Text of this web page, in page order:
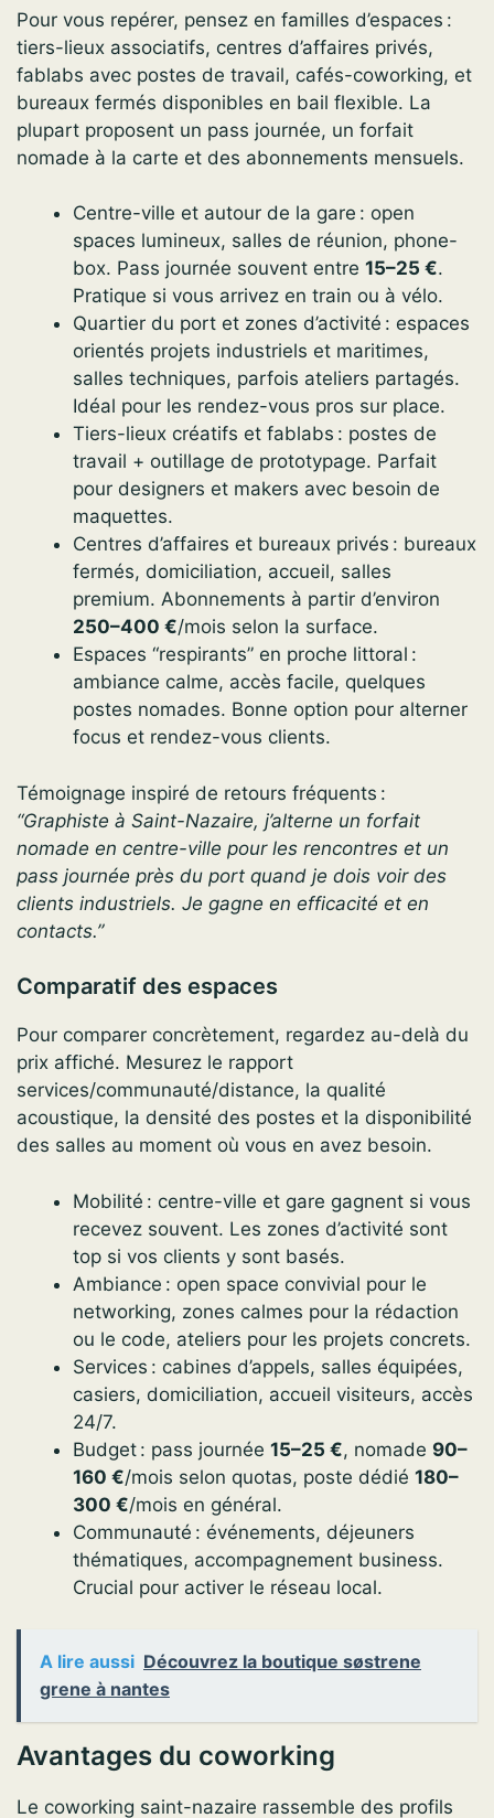
Pour vous repérer, pensez en familles d’espaces :
tiers-lieux associatifs, centres d’affaires privés,
fablabs avec postes de travail, cafés-coworking, et
bureaux fermés disponibles en bail flexible. La
plupart proposent un pass journée, un forfait
nomade à la carte et des abonnements mensuels.
Centre-ville et autour de la gare : open
spaces lumineux, salles de réunion, phone-
box. Pass journée souvent entre 15–25 €.
Pratique si vous arrivez en train ou à vélo.
Quartier du port et zones d’activité : espaces
orientés projets industriels et maritimes,
salles techniques, parfois ateliers partagés.
Idéal pour les rendez-vous pros sur place.
Tiers-lieux créatifs et fablabs : postes de
travail + outillage de prototypage. Parfait
pour designers et makers avec besoin de
maquettes.
Centres d’affaires et bureaux privés : bureaux
fermés, domiciliation, accueil, salles
premium. Abonnements à partir d’environ
250–400 €/mois selon la surface.
Espaces “respirants” en proche littoral :
ambiance calme, accès facile, quelques
postes nomades. Bonne option pour alterner
focus et rendez-vous clients.
Témoignage inspiré de retours fréquents :
“Graphiste à Saint-Nazaire, j’alterne un forfait
nomade en centre-ville pour les rencontres et un
pass journée près du port quand je dois voir des
clients industriels. Je gagne en efficacité et en
contacts.”
Comparatif des espaces
Pour comparer concrètement, regardez au-delà du
prix affiché. Mesurez le rapport
services/communauté/distance, la qualité
acoustique, la densité des postes et la disponibilité
des salles au moment où vous en avez besoin.
Mobilité : centre-ville et gare gagnent si vous
recevez souvent. Les zones d’activité sont
top si vos clients y sont basés.
Ambiance : open space convivial pour le
networking, zones calmes pour la rédaction
ou le code, ateliers pour les projets concrets.
Services : cabines d’appels, salles équipées,
casiers, domiciliation, accueil visiteurs, accès
24/7.
Budget : pass journée 15–25 €, nomade 90–
160 €/mois selon quotas, poste dédié 180–
300 €/mois en général.
Communauté : événements, déjeuners
thématiques, accompagnement business.
Crucial pour activer le réseau local.
A lire aussi Découvrez la boutique søstrene
grene à nantes
Avantages du coworking
Le coworking saint-nazaire rassemble des profils